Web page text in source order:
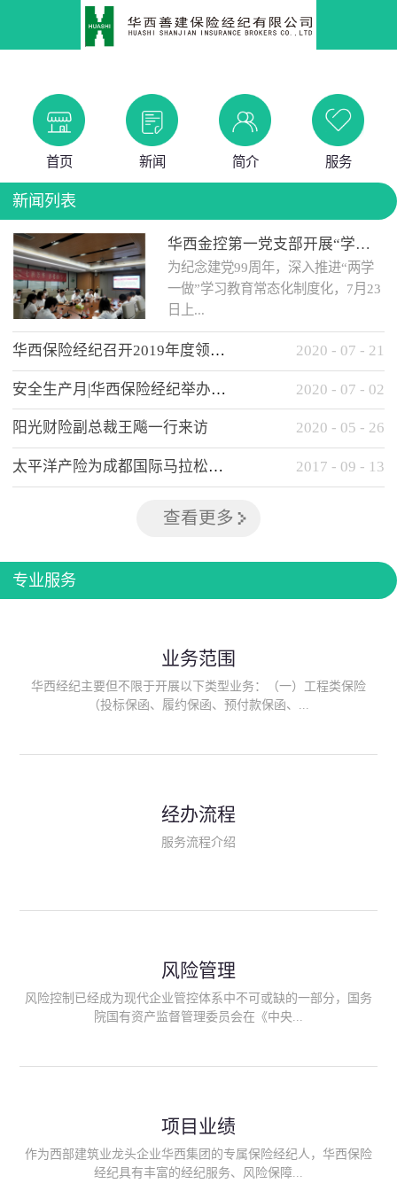
首页 新闻 简介 服务
新闻列表
华西金控第一党支部开展“学党史 知党情 做合格党员”主题教育工作会
为纪念建党99周年，深入推进“两学
一做”学习教育常态化制度化，7月23
日上...
午，华西金控第一党支部举办了“学
党史、知党情、...
华西保险经纪召开2019年度领导班子述职考核工作会 2020 - 07 - 21
安全生产月|华西保险经纪举办应急消防安全知识培训 2020 - 07 - 02
阳光财险副总裁王飚一行来访 2020 - 05 - 26
太平洋产险为成都国际马拉松提供全方位保险保障 2017 - 09 - 13
查看更多
专业服务
业务范围
华西经纪主要但不限于开展以下类型业务：（一）工程类保险
（投标保函、履约保函、预付款保函、...
险、政府公共安全责任保险/自然灾害公众责任保险、精神病监护
人责任险、首台套/首版次保险、科技保险等）；（三）传统财产
险产品；（六）保险招投标业务。随着业务的开展，华西经纪会
供专业、优质的保险经纪服务。
经办流程
服务流程介绍
风险管理
风险控制已经成为现代企业管控体系中不可或缺的一部分，国务
院国有资产监督管理委员会在《中央...
能够为客户降低风险管理成本，提高经营效率；能够为企业提供
从风险评估、风险分析、风险防范、风险转移到灾后防损、索赔
等全方位、全过程、专家式的服务，拓展和深化由保险公司提供
项目业绩
作为西部建筑业龙头企业华西集团的专属保险经纪人，华西保险
经纪具有丰富的经纪服务、风险保障...